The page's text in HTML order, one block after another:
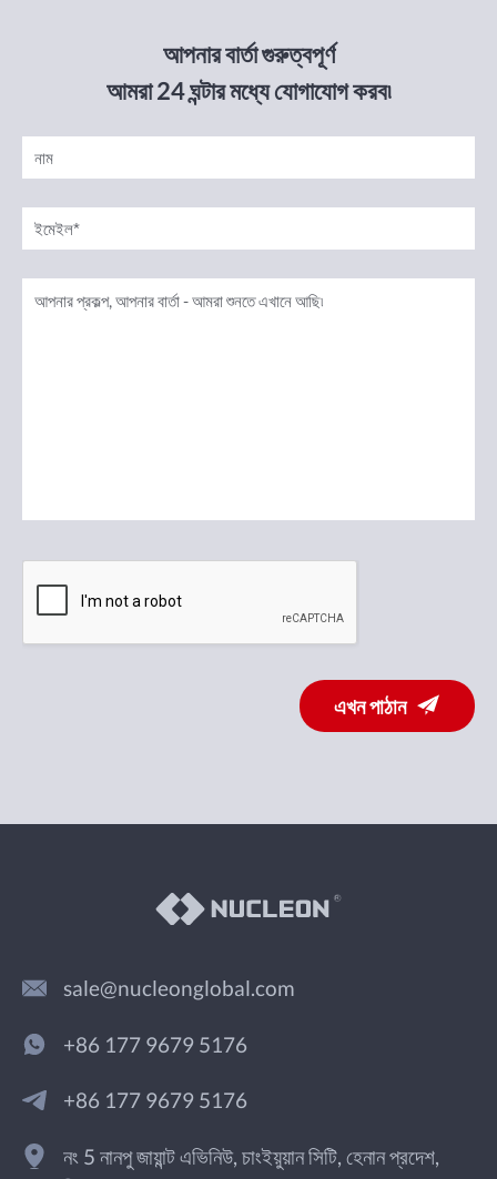
আপনার বার্তা গুরুত্বপূর্ণ
আমরা 24 ঘন্টার মধ্যে যোগাযোগ করব৷
এখন পাঠান
sale@nucleonglobal.com
+86 177 9679 5176
+86 177 9679 5176
নং 5 নানপু জায়ান্ট এভিনিউ, চাংইয়ুয়ান সিটি, হেনান প্রদেশ,